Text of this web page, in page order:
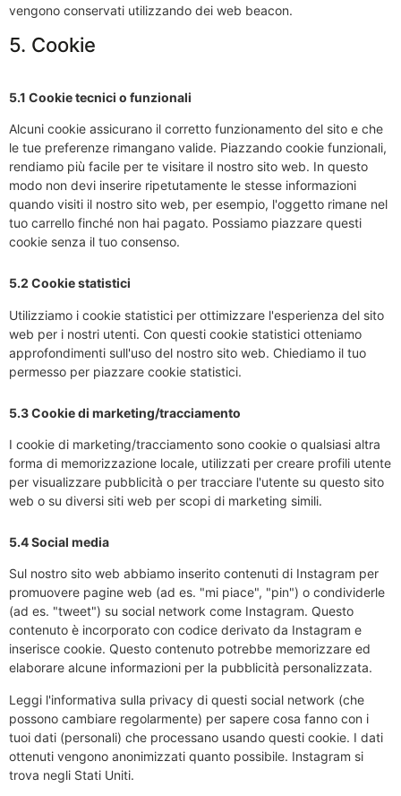
vengono conservati utilizzando dei web beacon.
5. Cookie
5.1 Cookie tecnici o funzionali
Alcuni cookie assicurano il corretto funzionamento del sito e che
le tue preferenze rimangano valide. Piazzando cookie funzionali,
rendiamo più facile per te visitare il nostro sito web. In questo
modo non devi inserire ripetutamente le stesse informazioni
quando visiti il nostro sito web, per esempio, l'oggetto rimane nel
tuo carrello finché non hai pagato. Possiamo piazzare questi
cookie senza il tuo consenso.
5.2 Cookie statistici
Utilizziamo i cookie statistici per ottimizzare l'esperienza del sito
web per i nostri utenti. Con questi cookie statistici otteniamo
approfondimenti sull'uso del nostro sito web. Chiediamo il tuo
permesso per piazzare cookie statistici.
5.3 Cookie di marketing/tracciamento
I cookie di marketing/tracciamento sono cookie o qualsiasi altra
forma di memorizzazione locale, utilizzati per creare profili utente
per visualizzare pubblicità o per tracciare l'utente su questo sito
web o su diversi siti web per scopi di marketing simili.
5.4 Social media
Sul nostro sito web abbiamo inserito contenuti di Instagram per
promuovere pagine web (ad es. "mi piace", "pin") o condividerle
(ad es. "tweet") su social network come Instagram. Questo
contenuto è incorporato con codice derivato da Instagram e
inserisce cookie. Questo contenuto potrebbe memorizzare ed
elaborare alcune informazioni per la pubblicità personalizzata.
Leggi l'informativa sulla privacy di questi social network (che
possono cambiare regolarmente) per sapere cosa fanno con i
tuoi dati (personali) che processano usando questi cookie. I dati
ottenuti vengono anonimizzati quanto possibile. Instagram si
trova negli Stati Uniti.